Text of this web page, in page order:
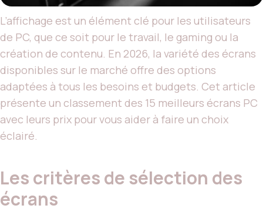
L’affichage est un élément clé pour les utilisateurs
de PC, que ce soit pour le travail, le gaming ou la
création de contenu. En 2026, la variété des écrans
disponibles sur le marché offre des options
adaptées à tous les besoins et budgets. Cet article
présente un classement des 15 meilleurs écrans PC
avec leurs prix pour vous aider à faire un choix
éclairé.
Les critères de sélection des
écrans